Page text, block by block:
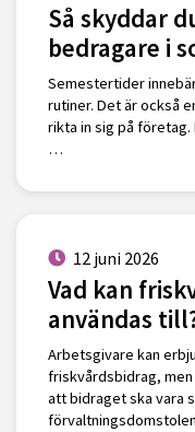
Så skyddar
bedragare i
Semestertider
rutiner. Det är också
rikta in sig på företag.
…
12 juni 2026
Vad kan
användas
Arbetsgivare kan
friskvårdsbidrag,
att bidraget ska vara